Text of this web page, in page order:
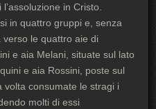
in Cristo.
in quattro gruppi e, senza
le quattro aie di
e aia Melani, situate sul lato
e aia Rossini, poste sul
volta consumate le stragi i
molti di essi